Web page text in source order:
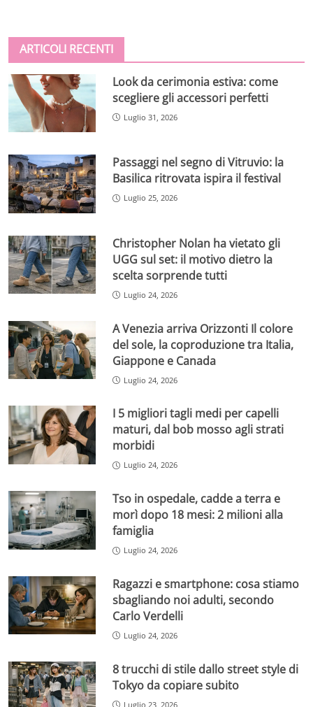
ARTICOLI RECENTI
Look da cerimonia estiva: come
scegliere gli accessori perfetti
Luglio 31, 2026
Passaggi nel segno di Vitruvio: la
Basilica ritrovata ispira il festival
Luglio 25, 2026
Christopher Nolan ha vietato gli
UGG sul set: il motivo dietro la
scelta sorprende tutti
Luglio 24, 2026
A Venezia arriva Orizzonti Il colore
del sole, la coproduzione tra Italia,
Giappone e Canada
Luglio 24, 2026
I 5 migliori tagli medi per capelli
maturi, dal bob mosso agli strati
morbidi
Luglio 24, 2026
Tso in ospedale, cadde a terra e
morì dopo 18 mesi: 2 milioni alla
famiglia
Luglio 24, 2026
Ragazzi e smartphone: cosa stiamo
sbagliando noi adulti, secondo
Carlo Verdelli
Luglio 24, 2026
8 trucchi di stile dallo street style di
Tokyo da copiare subito
Luglio 23, 2026